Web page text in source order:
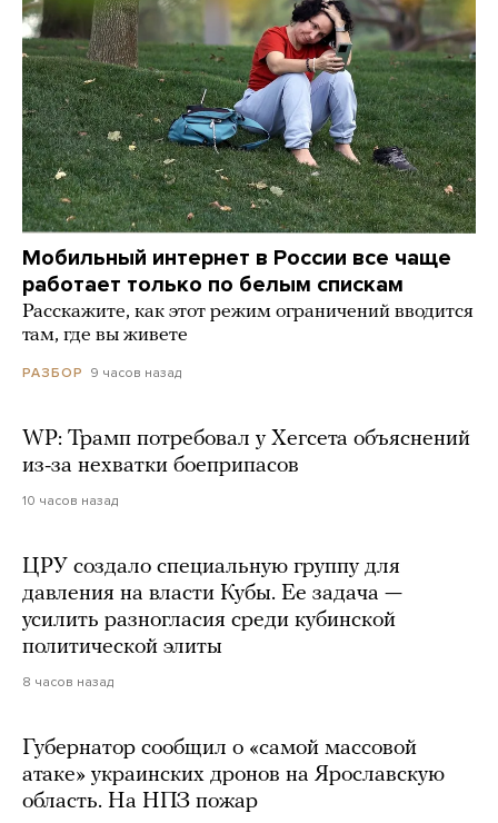
Мобильный интернет в России все чаще
работает только по белым спискам
Расскажите, как этот режим ограничений вводится
там, где вы живете
РАЗБОР 9 часов назад
WP: Трамп потребовал у Хегсета объяснений
из-за нехватки боеприпасов
10 часов назад
ЦРУ создало специальную группу для
давления на власти Кубы. Ее задача —
усилить разногласия среди кубинской
политической элиты
8 часов назад
Губернатор сообщил о «самой массовой
атаке» украинских дронов на Ярославскую
область. На НПЗ пожар